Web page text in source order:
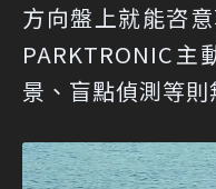
方向盤上就能咨
PARKTRONIC主
景、盲點偵測等則